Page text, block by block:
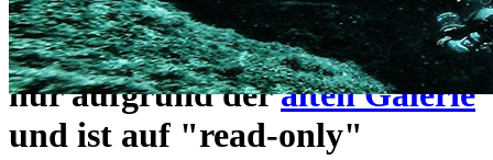
Das alte Forum hier existiert
nur aufgrund deralten Galerie
und ist auf "read-only"